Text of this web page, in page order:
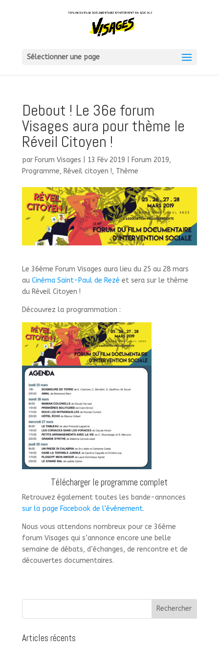
Sélectionner une page
Debout ! Le 36e forum
Visages aura pour thème le
Réveil Citoyen !
par Forum Visages 13 Fév 2019 Forum 2019,
Programme, Réveil citoyen !, Thème
Le 36ème Forum Visages aura lieu du 25 au 28 mars
au Cinéma Saint-Paul de Rezé et sera sur le thème
du Réveil Citoyen !
Découvrez la programmation :
Télécharger le programme complet
Retrouvez également toutes les bande-annonces
sur la page Facebook de l’événement.
Nous vous attendons nombreux pour ce 36ème
forum Visages qui s’annonce encore une belle
semaine de débats, d’échanges, de rencontre et de
découvertes documentaires.
Articles récents